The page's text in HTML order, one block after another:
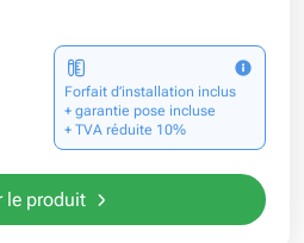
Forfait d’installation inclus
+ garantie pose incluse
+ TVA réduite 10%
le produit